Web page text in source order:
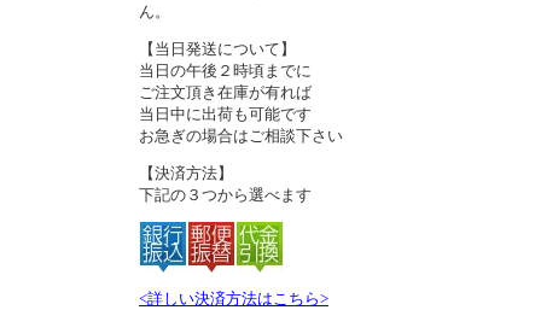
ん。
【当日発送について】
当日の午後２時頃までに
ご注文頂き在庫が有れば
当日中に出荷も可能です
お急ぎの場合はご相談下さい
【決済方法】
下記の３つから選べます
<詳しい決済方法はこちら>